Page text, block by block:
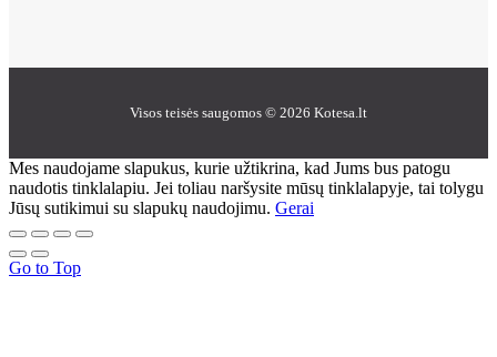
Visos teisės saugomos © 2026 Kotesa.lt
Mes naudojame slapukus, kurie užtikrina, kad Jums bus patogu
naudotis tinklalapiu. Jei toliau naršysite mūsų tinklalapyje, tai tolygu
Jūsų sutikimui su slapukų naudojimu. Gerai
Go to Top